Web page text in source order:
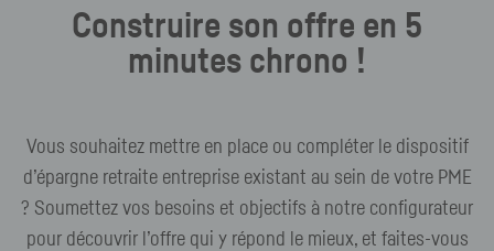
Construire son offre en 5
minutes chrono !
Vous souhaitez mettre en place ou compléter le dispositif
d’épargne retraite entreprise existant au sein de votre PME
? Soumettez vos besoins et objectifs à notre configurateur
pour découvrir l’offre qui y répond le mieux, et faites-vous